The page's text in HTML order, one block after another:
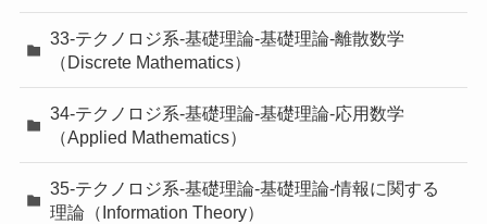
33-テクノロジ系-基礎理論-基礎理論-離散数学
（Discrete Mathematics）
34-テクノロジ系-基礎理論-基礎理論-応用数学
（Applied Mathematics）
35-テクノロジ系-基礎理論-基礎理論-情報に関する
理論（Information Theory）